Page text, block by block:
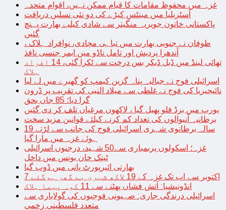
غزہ میں محفوظ مقامات کا قیام ممکن نہیں، اقوام متحدہ
آسٹریلیا میں مینٹس کیڑے کی دو نئی نسلیں دریافت
پاکستانی خاتون جویریہ منگیتر سے شادی کیلیے بھارت پہنچ
گئیں
طوفان نے جنوبی بھارت میں تباہی مچادی، نوافراد ہلاک ،
آندھرا پردیش اور تامل ناڈو میں ایمر جنسی نافذ
تھائی لینڈ میں ڈبل ڈیکر بس درخت سے ٹکرا گئی، 14 افراد
ہلاک
اسرائیلی فوج نے جبالیہ پناہ گزین کیمپ کو گھیرے میں لے لیا
نائیجیریا کی فوج نے غلطی سے میلاد النبی کی تقریب پر ڈرون
گرا دیا؛ 85 جاں بحق
یورپ میں برڈ فلو پھیل گیا ، لاکھوں مرغیاں تلف کر دی گئیں
برطانیہ آنیوالوں کی تعداد کم کرنے کیلئے قوانین مزید سخت
19 سالہ برطانوی شہری اسرائیلی فوج کی جانب سے لڑتے
ہوئے غزہ میں مارا گیا
غزہ؛ اسکولوں پربمباری سے50 شہید، درجنوں اسرائیلی
ٹینک خان یونس میں داخل
بھارتی ائیرپورٹ پانی میں ڈوب گیا
7 اکتوبر سے اب تک غزہ کے 19 لاکھ شہری بے گھر ہوگئے
انڈونیشیا: آتش فشاں پھٹنے سے 11 کوہ پیما ہلاک
اسرائیلی درندگی جاری: صہیونی فوجیوں کی گولاباری سے
متعدد فلسطینی زخمی